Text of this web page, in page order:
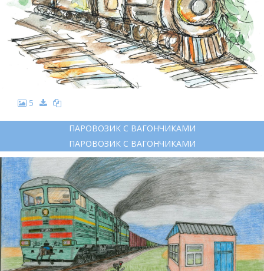
5
ПАРОВОЗИК С ВАГОНЧИКАМИ
ПАРОВОЗИК С ВАГОНЧИКАМИ